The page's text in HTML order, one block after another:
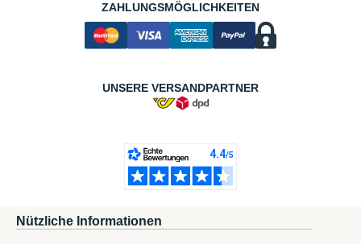
ZAHLUNGSMÖGLICHKEITEN
UNSERE VERSANDPARTNER
Nützliche Informationen